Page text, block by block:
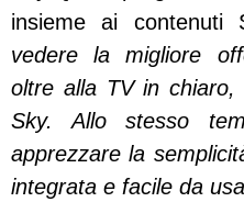
insieme ai contenuti
vedere la migliore
oltre alla TV in
Sky. Allo stesso
apprezzare la
integrata e facile da